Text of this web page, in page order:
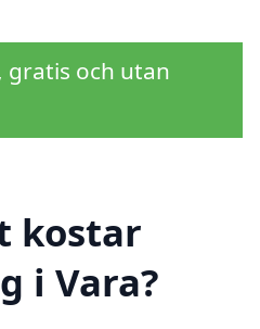
gratis och utan
kostar
i Vara?